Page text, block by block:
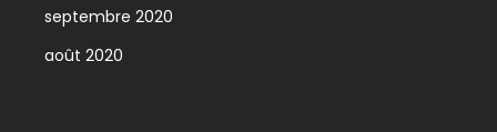
septembre 2020
août 2020